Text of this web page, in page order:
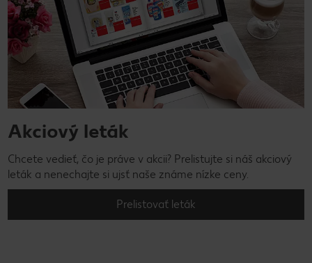
Akciový leták
Chcete vedieť, čo je práve v akcii? Prelistujte si náš akciový
leták a nenechajte si ujsť naše známe nízke ceny.
Prelistovať leták